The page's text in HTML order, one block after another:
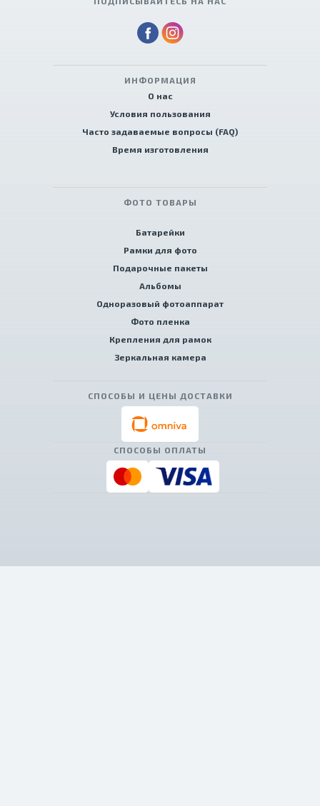
ИНФОРМАЦИЯ
О нас
Условия пользования
Часто задаваемые вопросы (FAQ)
Время изготовления
ФОТО ТОВАРЫ
Батарейки
Рамки для фото
Подарочные пакеты
Альбомы
Одноразовый фотоаппарат
Фото пленка
Крепления для рамок
Зеркальная камера
СПОСОБЫ И ЦЕНЫ ДОСТАВКИ
СПОСОБЫ ОПЛАТЫ